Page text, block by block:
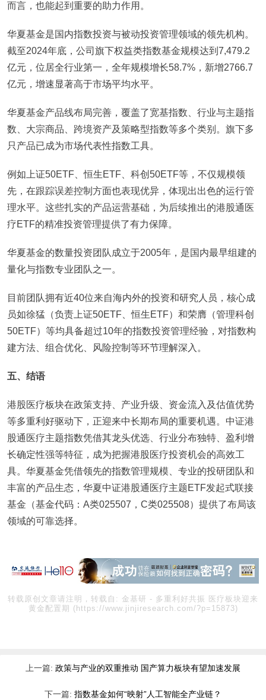
而言，也能起到重要的助力作用。
华夏基金是国内指数投资与被动投资管理领域的领先机构。
截至2024年底，公司旗下权益类指数基金规模达到7,479.2
亿元，位居全行业第一，全年规模增长58.7%，新增2766.7
亿元，增速显著高于市场平均水平。
华夏基金产品线布局完善，覆盖了宽基指数、行业与主题指
数、大宗商品、跨境资产及策略型指数等多个类别。旗下多
只产品已成为市场代表性指数工具。
例如上证50ETF、恒生ETF、科创50ETF等，不仅规模领
先，在跟踪误差控制方面也表现优异，体现出出色的运行管
理水平。这些扎实的产品运营基础，为后续推出的港股通医
疗ETF的精准投资管理提供了有力保障。
华夏基金的数量投资团队成立于2005年，是国内最早组建的
量化与指数专业团队之一。
目前团队拥有近40位来自海内外的投资和研究人员，核心成
员如徐猛（负责上证50ETF、恒生ETF）和荣膺（管理科创
50ETF）等均具备超过10年的指数投资管理经验，对指数构
建方法、组合优化、风险控制等环节理解深入。
五、结语
港股医疗板块在政策支持、产业升级、资金流入及估值优势
等多重利好驱动下，正迎来中长期布局的重要机遇。中证港
股通医疗主题指数凭借其龙头优选、行业分布独特、盈利增
长确定性强等特征，成为把握港股医疗投资机会的高效工
具。华夏基金凭借领先的指数管理规模、专业的投研团队和
丰富的产品生态，华夏中证港股通医疗主题ETF发起式联接
基金（基金代码：A类025507，C类025508）提供了布局该
领域的可靠选择。
转载原创文章请注明，转载自: 金基研 - 多重利好共振 医疗板块迎来
黄金配置期 (https://www.jinjiresearch.com/?p=15873)
上一篇: 政策与产业的双重推动 国产算力板块有望加速发展
下一篇: 指数基金如何“映射”人工智能全产业链？